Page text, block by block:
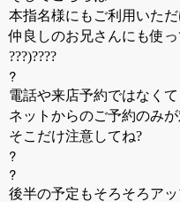
本指名様にもご利用いただ
仲良しのお兄さんにも使
???)????
?
電話や来店予約ではなくて
ネットからのご予約のみ
そこだけ注意してね?
?
?
後半の予定もそろそろアッ